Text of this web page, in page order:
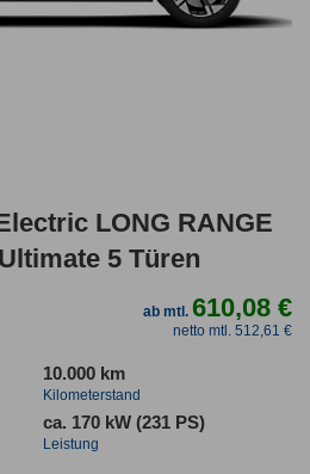
LONG RANGE
5 Türen
ab mtl.610,08 €
netto mtl. 512,61 €
10.000 km
Kilometerstand
ca. 170 kW (231 PS)
Leistung